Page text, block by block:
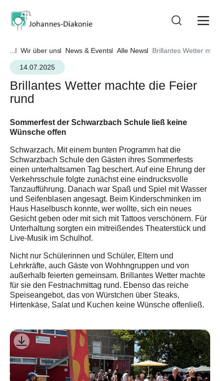
... Wir über uns News & Events Alle News
Brillantes Wetter
14.07.2025
Brillantes Wetter machte die Feier
rund
Sommerfest der Schwarzbach Schule ließ keine
Wünsche offen
Schwarzach. Mit einem bunten Programm hat die
Schwarzbach Schule den Gästen ihres Sommerfests
einen unterhaltsamen Tag beschert. Auf eine Ehrung der
Verkehrsschule folgte zunächst eine eindrucksvolle
Tanzaufführung. Danach war Spaß und Spiel mit Wasser
und Seifenblasen angesagt. Beim Kinderschminken im
Haus Haselbusch konnte, wer wollte, sich ein neues
Gesicht geben oder mit sich mit Tattoos verschönern. Für
Unterhaltung sorgten ein mitreißendes Theaterstück und
Live-Musik im Schulhof.
Nicht nur Schülerinnen und Schüler, Eltern und
Lehrkräfte, auch Gäste von Wohhngruppen und von
außerhalb feierten gemeinsam. Brillantes Wetter machte
für sie den Festnachmittag rund. Ebenso das reiche
Speiseangebot, das von Würstchen über Steaks,
Hirtenkäse, Salat und Kuchen keine Wünsche offenließ.